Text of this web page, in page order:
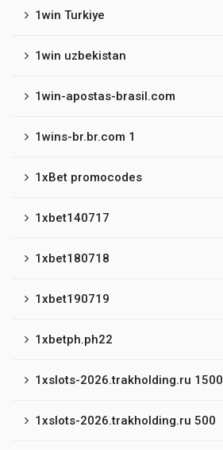
1win Turkiye
1win uzbekistan
1win-apostas-brasil.com
1wins-br.br.com 1
1xBet promocodes
1xbet140717
1xbet180718
1xbet190719
1xbetph.ph22
1xslots-2026.trakholding.ru 1500
1xslots-2026.trakholding.ru 500